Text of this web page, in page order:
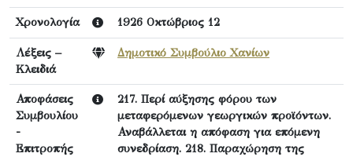
Χρονολογία 1926 Οκτώβριος 12
Λέξεις –
Κλειδιά
Δημοτικό Συμβούλιο Χανίων
Αποφάσεις
Συμβουλίου
-
Επιτροπής
217. Περί αύξησης φόρου των
μεταφερόμενων γεωργικών προϊόντων.
Αναβάλλεται η απόφαση για επόμενη
συνεδρίαση. 218. Παραχώρηση της